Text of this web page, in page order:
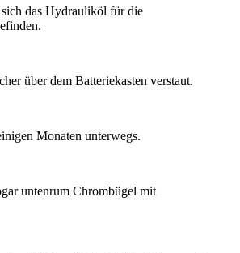
das Hydrauliköl für die
über dem Batteriekasten verstaut.
Monaten unterwegs.
untenrum Chrombügel mit